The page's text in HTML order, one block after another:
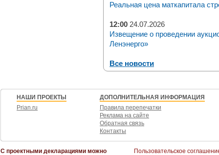
Реальная цена маткапитала
12:00 24.07.2026
Извещение о проведении
Ленэнерго»
Все новости
НАШИ ПРОЕКТЫ
Prian.ru
ДОПОЛНИТЕЛЬНАЯ ИНФОРМАЦИЯ
Правила перепечатки
Реклама на сайте
Обратная связь
Контакты
С проектными декларациями можно
Пользовательское